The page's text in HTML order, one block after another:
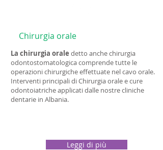
La chirurgia orale detto anche chirurgia
odontostomatologica comprende tutte le
operazioni chirurgiche effettuate nel cavo orale.
Interventi principali di Chirurgia orale e cure
odontoiatriche applicati dalle nostre cliniche
dentarie in Albania.
Chirurgia orale
Leggi di più